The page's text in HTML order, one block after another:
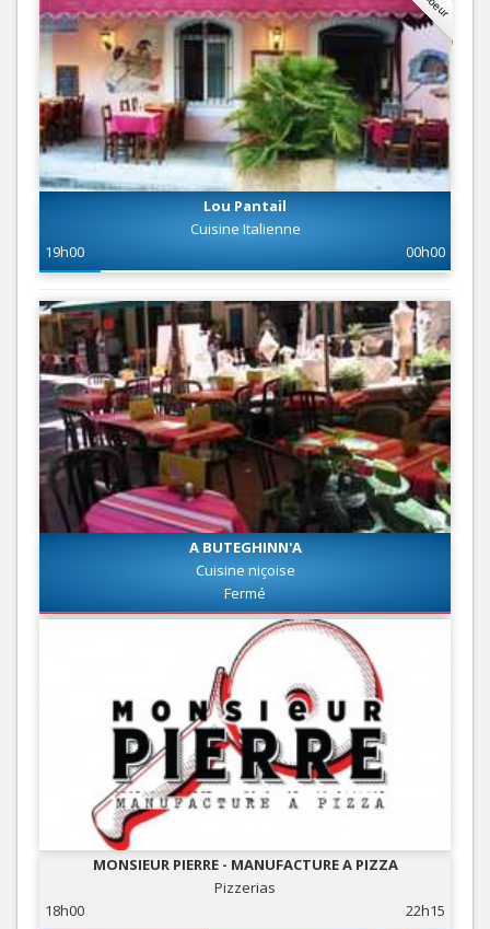
Lou Pantail
Cuisine Italienne
19h00
00h00
A BUTEGHINN'A
Cuisine niçoise
Fermé
MONSIEUR PIERRE - MANUFACTURE A PIZZA
Pizzerias
18h00
22h15